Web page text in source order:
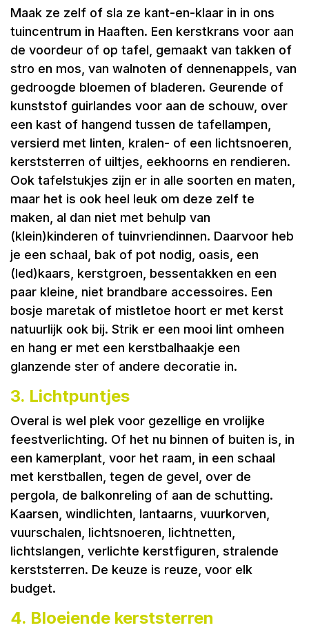
Maak ze zelf of sla ze kant-en-klaar in in ons
tuincentrum in Haaften. Een kerstkrans voor aan
de voordeur of op tafel, gemaakt van takken of
stro en mos, van walnoten of dennenappels, van
gedroogde bloemen of bladeren. Geurende of
kunststof guirlandes voor aan de schouw, over
een kast of hangend tussen de tafellampen,
versierd met linten, kralen- of een lichtsnoeren,
kerststerren of uiltjes, eekhoorns en rendieren.
Ook tafelstukjes zijn er in alle soorten en maten,
maar het is ook heel leuk om deze zelf te
maken, al dan niet met behulp van
(klein)kinderen of tuinvriendinnen. Daarvoor heb
je een schaal, bak of pot nodig, oasis, een
(led)kaars, kerstgroen, bessentakken en een
paar kleine, niet brandbare accessoires. Een
bosje maretak of mistletoe hoort er met kerst
natuurlijk ook bij. Strik er een mooi lint omheen
en hang er met een kerstbalhaakje een
glanzende ster of andere decoratie in.
3. Lichtpuntjes
Overal is wel plek voor gezellige en vrolijke
feestverlichting. Of het nu binnen of buiten is, in
een kamerplant, voor het raam, in een schaal
met kerstballen, tegen de gevel, over de
pergola, de balkonreling of aan de schutting.
Kaarsen, windlichten, lantaarns, vuurkorven,
vuurschalen, lichtsnoeren, lichtnetten,
lichtslangen, verlichte kerstfiguren, stralende
kerststerren. De keuze is reuze, voor elk
budget.
4. Bloeiende kerststerren